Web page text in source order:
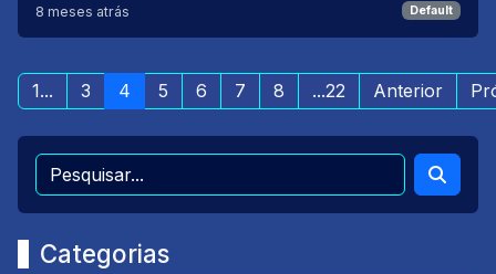
8 meses atrás Default
1... 3 4 5 6 7 8 ...22 Anterior
Categorias